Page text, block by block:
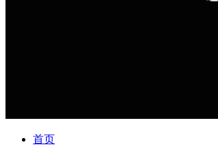
首页